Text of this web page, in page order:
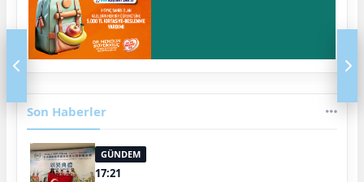
Son Haberler
GÜNDEM
17:21